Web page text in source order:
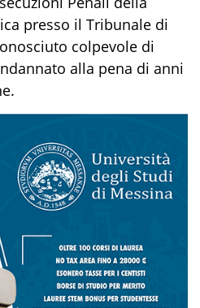
presso il Tribunale di
colpevole di
alla pena di anni